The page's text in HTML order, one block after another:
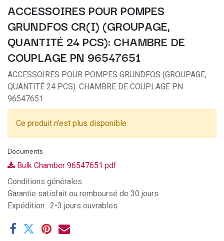
ACCESSOIRES POUR POMPES
GRUNDFOS CR(I) (GROUPAGE,
QUANTITÉ 24 PCS): CHAMBRE DE
COUPLAGE PN 96547651
ACCESSOIRES POUR POMPES GRUNDFOS (GROUPAGE,
QUANTITÉ 24 PCS): CHAMBRE DE COUPLAGE PN
96547651
Ce produit n'est plus disponible.
Documents
Bulk Chamber 96547651.pdf
Conditions générales
Garantie satisfait ou remboursé de 30 jours
Expédition : 2-3 jours ouvrables